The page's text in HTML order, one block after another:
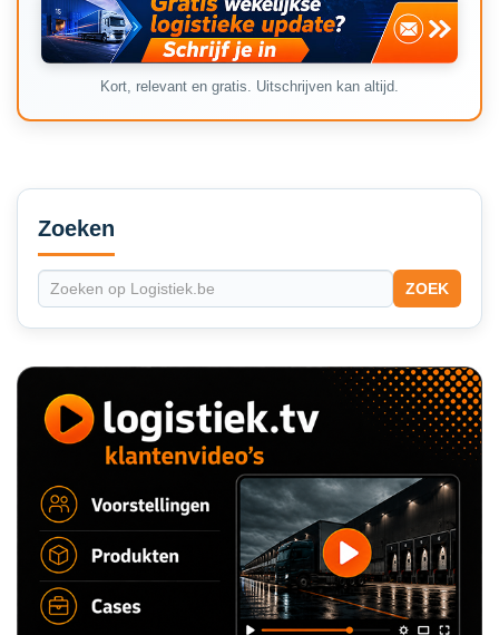
Kort, relevant en gratis. Uitschrijven kan altijd.
Secondary
Sidebar
Zoeken
ZOEK